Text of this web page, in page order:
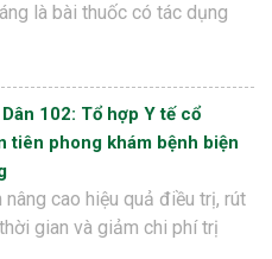
là bài thuốc có tác dụng
102: Tổ hợp Y tế cổ
tiên phong khám bệnh biện
nâng cao hiệu quả điều trị, rút
gian và giảm chi phí trị